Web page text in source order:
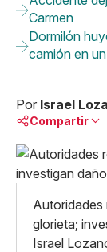
Carmen
Dormilón
camión en
Por Israel
Compartir
Linkedin
Facebook
X
Whatsapp
Copiar
glorieta;
Israel